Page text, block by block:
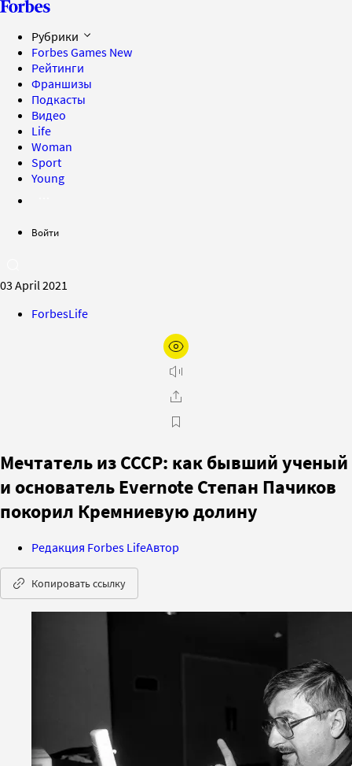
Рубрики
Forbes Games New
Рейтинги
Франшизы
Подкасты
Видео
Life
Woman
Sport
Young
Войти
03 April 2021
ForbesLife
Мечтатель из СССР: как бывший ученый
и основатель Evernote Степан Пачиков
покорил Кремниевую долину
Редакция Forbes LifeАвтор
Копировать ссылку